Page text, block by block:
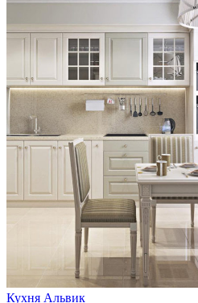
Кухня Альвик